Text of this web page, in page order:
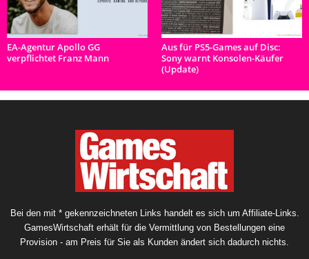
EA-Agentur Apollo GG
verpflichtet Franz Mann
Aus für PS5-Games auf Disc:
Sony warnt Konsolen-Käufer
(Update)
Bei den mit * gekennzeichneten Links handelt es sich um Affiliate-Links.
GamesWirtschaft erhält für die Vermittlung von Bestellungen eine
Provision - am Preis für Sie als Kunden ändert sich dadurch nichts.